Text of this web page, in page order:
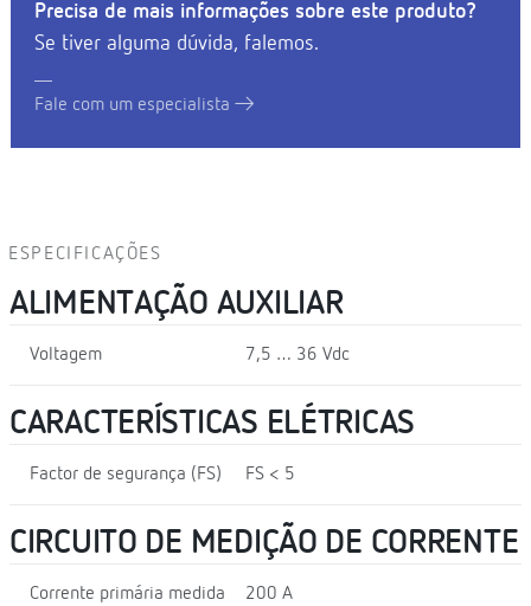
Precisa de mais informações sobre este produto?
Se tiver alguma dúvida, falemos.
Fale com um especialista
ESPECIFICAÇÕES
ALIMENTAÇÃO AUXILIAR
Voltagem 7,5 … 36 Vdc
CARACTERÍSTICAS ELÉTRICAS
Factor de segurança (FS) FS < 5
CIRCUITO DE MEDIÇÃO DE CORRENTE
Corrente primária medida 200 A